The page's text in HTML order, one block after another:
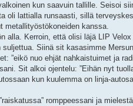
kun saavuin tallille. Seisoi
oli lattialla runsaasti, sillä
metallityöstökoneiden kanssa.
Kerroin, että olisi läjä LIP
Siinä sit kasasimme
nuo ehjät nahkaistuimet ja
Sit alkoi ojentelu: ”Eihän nyt
kun kuulemma on linja-
romppeessani ja